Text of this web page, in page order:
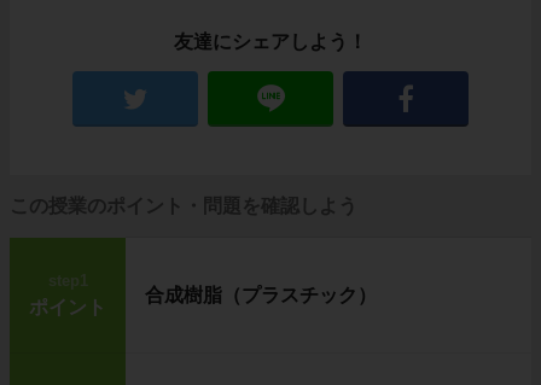
友達にシェアしよう！
この授業のポイント・問題を確認しよう
step1
ポイント
合成樹脂（プラスチック）